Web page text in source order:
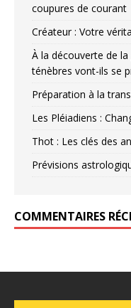
coupures de courant
Créateur : Votre
À la découverte de
ténèbres vont-ils se
Préparation à la
Les Pléiadiens :
Thot : Les clés des
Prévisions
COMMENTAIRES